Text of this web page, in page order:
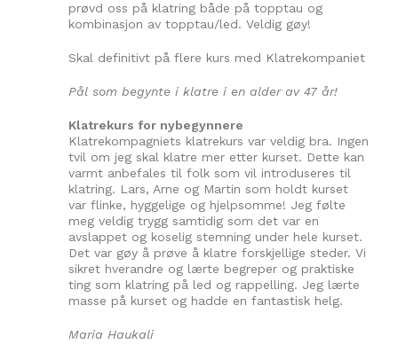
prøvd oss på klatring både på topptau og
kombinasjon av topptau/led. Veldig gøy!
Skal definitivt på flere kurs med Klatrekompaniet
Pål som begynte i klatre i en alder av 47 år!
Klatrekurs for nybegynnere
Klatrekompagniets klatrekurs var veldig bra. Ingen
tvil om jeg skal klatre mer etter kurset. Dette kan
varmt anbefales til folk som vil introduseres til
klatring. Lars, Arne og Martin som holdt kurset
var flinke, hyggelige og hjelpsomme! Jeg følte
meg veldig trygg samtidig som det var en
avslappet og koselig stemning under hele kurset.
Det var gøy å prøve å klatre forskjellige steder. Vi
sikret hverandre og lærte begreper og praktiske
ting som klatring på led og rappelling. Jeg lærte
masse på kurset og hadde en fantastisk helg.
Maria Haukali